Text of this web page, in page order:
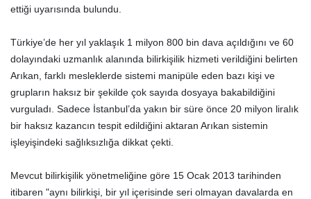
ettiği uyarısında bulundu.
Türkiye’de her yıl yaklaşık 1 milyon 800 bin dava açıldığını ve 60
dolayındaki uzmanlık alanında bilirkişilik hizmeti verildiğini belirten
Arıkan, farklı mesleklerde sistemi manipüle eden bazı kişi ve
grupların haksız bir şekilde çok sayıda dosyaya bakabildiğini
vurguladı. Sadece İstanbul’da yakın bir süre önce 20 milyon liralık
bir haksız kazancın tespit edildiğini aktaran Arıkan sistemin
işleyişindeki sağlıksızlığa dikkat çekti.
Mevcut bilirkişilik yönetmeliğine göre 15 Ocak 2013 tarihinden
itibaren "aynı bilirkişi, bir yıl içerisinde seri olmayan davalarda en